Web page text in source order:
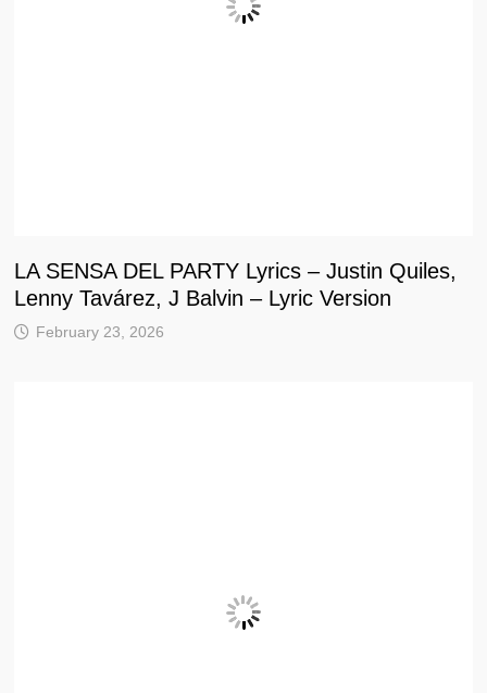
LA SENSA DEL PARTY Lyrics – Justin Quiles,
Lenny Tavárez, J Balvin – Lyric Version
February 23, 2026